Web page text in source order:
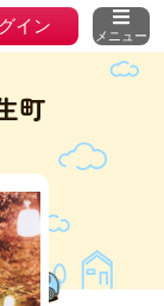
イン メニュー
町